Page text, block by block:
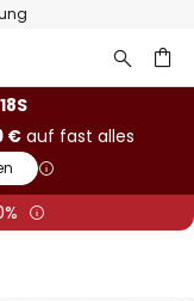
€auf fast alles